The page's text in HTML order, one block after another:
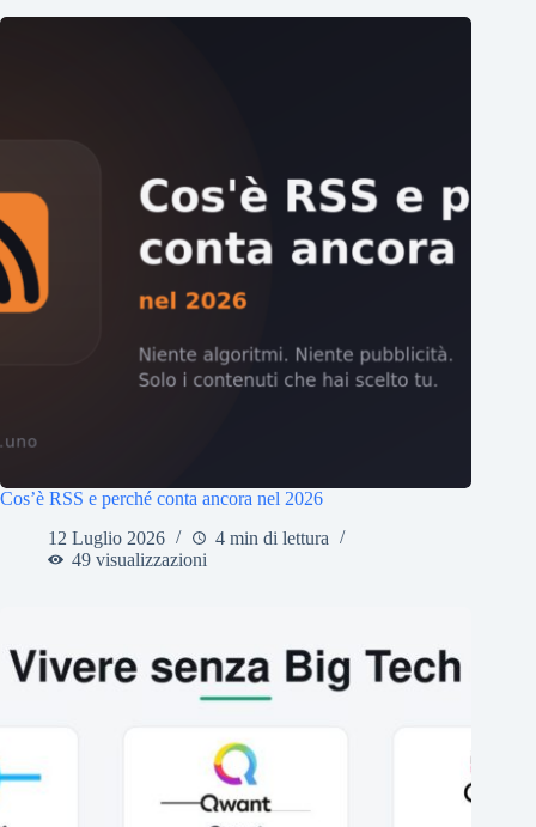
Cos’è RSS e perché conta ancora nel 2026
12 Luglio 2026
4 min di lettura
49 visualizzazioni